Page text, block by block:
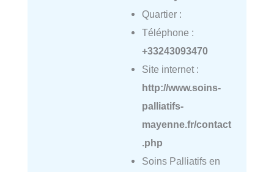
Quartier :
Téléphone :
+33243093470
Site internet :
http://www.soins-
palliatifs-
mayenne.fr/contact
.php
Soins Palliatifs en